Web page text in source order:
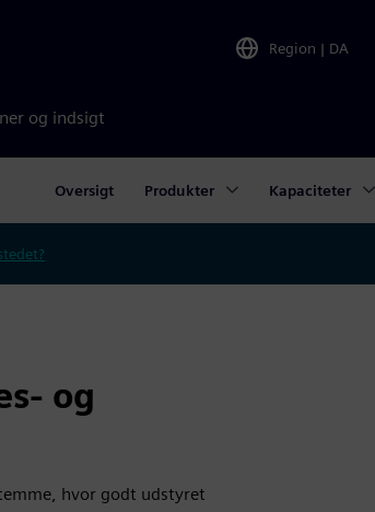
Region | DA
og indsigt
Oversigt Produkter Kapaciteter
og
hvor godt udstyret